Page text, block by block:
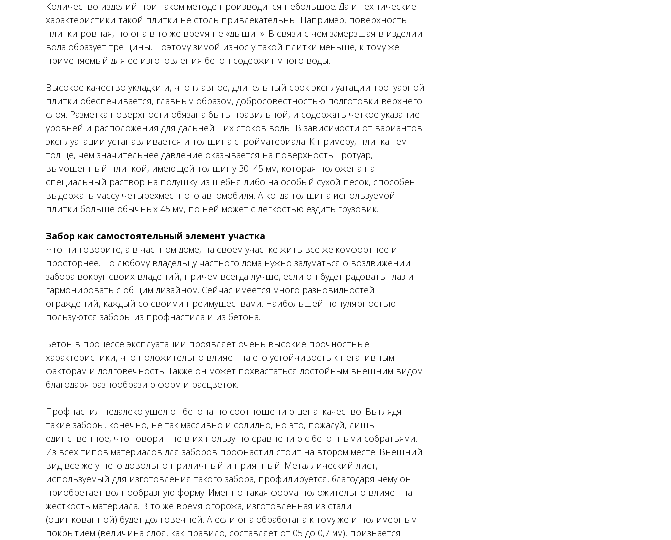
Количество изделий при таком методе производится небольшое. Да и технические
характеристики такой плитки не столь привлекательны. Например, поверхность
плитки ровная, но она в то же время не «дышит». В связи с чем замерзшая в изделии
вода образует трещины. Поэтому зимой износ у такой плитки меньше, к тому же
применяемый для ее изготовления бетон содержит много воды.
Высокое качество укладки и, что главное, длительный срок эксплуатации тротуарной
плитки обеспечивается, главным образом, добросовестностью подготовки верхнего
слоя. Разметка поверхности обязана быть правильной, и содержать четкое указание
уровней и расположения для дальнейших стоков воды. В зависимости от вариантов
эксплуатации устанавливается и толщина стройматериала. К примеру, плитка тем
толще, чем значительнее давление оказывается на поверхность. Тротуар,
вымощенный плиткой, имеющей толщину 30–45 мм, которая положена на
специальный раствор на подушку из щебня либо на особый сухой песок, способен
выдержать массу четырехместного автомобиля. А когда толщина используемой
плитки больше обычных 45 мм, по ней может с легкостью ездить грузовик.
Забор как самостоятельный элемент участка
Что ни говорите, а в частном доме, на своем участке жить все же комфортнее и
просторнее. Но любому владельцу частного дома нужно задуматься о воздвижении
забора вокруг своих владений, причем всегда лучше, если он будет радовать глаз и
гармонировать с общим дизайном. Сейчас имеется много разновидностей
ограждений, каждый со своими преимуществами. Наибольшей популярностью
пользуются заборы из профнастила и из бетона.
Бетон в процессе эксплуатации проявляет очень высокие прочностные
характеристики, что положительно влияет на его устойчивость к негативным
факторам и долговечность. Также он может похвастаться достойным внешним видом
благодаря разнообразию форм и расцветок.
Профнастил недалеко ушел от бетона по соотношению цена–качество. Выглядят
такие заборы, конечно, не так массивно и солидно, но это, пожалуй, лишь
единственное, что говорит не в их пользу по сравнению с бетонными собратьями.
Из всех типов материалов для заборов профнастил стоит на втором месте. Внешний
вид все же у него довольно приличный и приятный. Металлический лист,
используемый для изготовления такого забора, профилируется, благодаря чему он
приобретает волнообразную форму. Именно такая форма положительно влияет на
жесткость материала. В то же время огорожа, изготовленная из стали
(оцинкованной) будет долговечней. А если она обработана к тому же и полимерным
покрытием (величина слоя, как правило, составляет от 05 до 0,7 мм), признается